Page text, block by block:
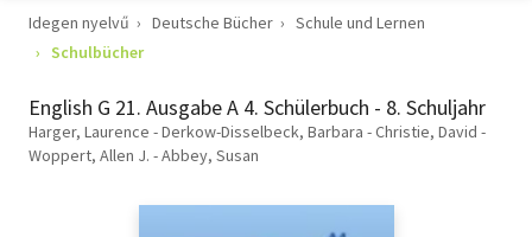
Életmód, egészség
Gyermek- és ifjúsági
Idegen nyelvű Deutsche Bücher
Schule und Lernen
Schulbücher
English G 21. Ausgabe A 4. Schülerbuch - 8. Schuljahr
Harger, Laurence - Derkow-Disselbeck, Barbara - Christie, David -
Woppert, Allen J. - Abbey, Susan